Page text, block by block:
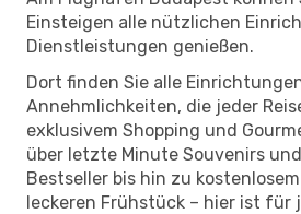
Einsteigen alle nützlichen
Dienstleistungen genießen.
Dort finden Sie alle
Annehmlichkeiten, die jeder
exklusivem Shopping und
über letzte Minute Souvenirs
Bestseller bis hin zu
leckeren Frühstück – hier ist für